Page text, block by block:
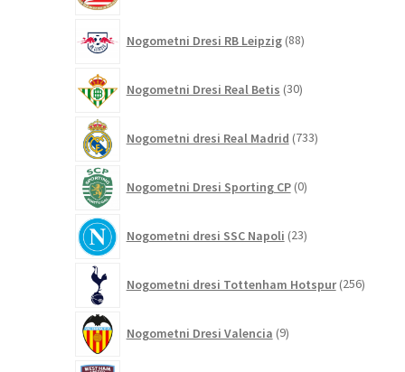
Nogometni Dresi RB Leipzig 88izdelkov
Nogometni Dresi Real Betis 30izdelkov
Nogometni dresi Real Madrid 733izdelkov
Nogometni Dresi Sporting CP 0izdelkov
Nogometni dresi SSC Napoli 23izdelkov
Nogometni dresi Tottenham Hotspur 256
Nogometni Dresi Valencia 9izdelkov